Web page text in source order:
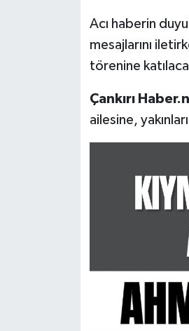
Acı haberin
mesajlarını
törenine
Çankırı
ailesine,